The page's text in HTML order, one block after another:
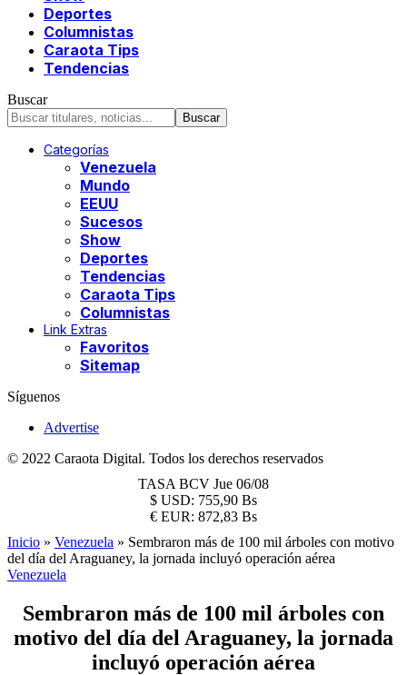
Deportes
Columnistas
Caraota Tips
Tendencias
Buscar
Categorías
Venezuela
Mundo
EEUU
Sucesos
Show
Deportes
Tendencias
Caraota Tips
Columnistas
Link Extras
Favoritos
Sitemap
Síguenos
Advertise
© 2022 Caraota Digital. Todos los derechos reservados
TASA BCV Jue 06/08
$ USD: 755,90 Bs
€ EUR: 872,83 Bs
Inicio » Venezuela » Sembraron más de 100 mil árboles con motivo
del día del Araguaney, la jornada incluyó operación aérea
Venezuela
Sembraron más de 100 mil árboles con
motivo del día del Araguaney, la jornada
incluyó operación aérea